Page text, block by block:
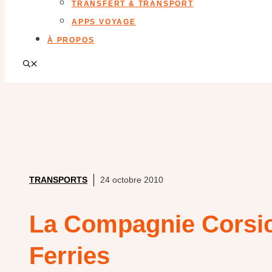
TRANSFERT & TRANSPORT
APPS VOYAGE
À PROPOS
TRANSPORTS 24 octobre 2010
La Compagnie
Ferries